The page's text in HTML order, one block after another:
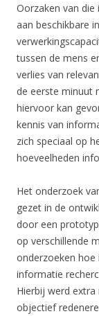
Oorzaken van
aan beschikbare
tussen de mens
verlies van
de eerste minuut
hiervoor kan
kennis van
zich speciaal op
hoeveelheden
Het onderzoek
gezet in de
door een
op verschillende
onderzoeken hoe
informatie
Hierbij werd
objectief